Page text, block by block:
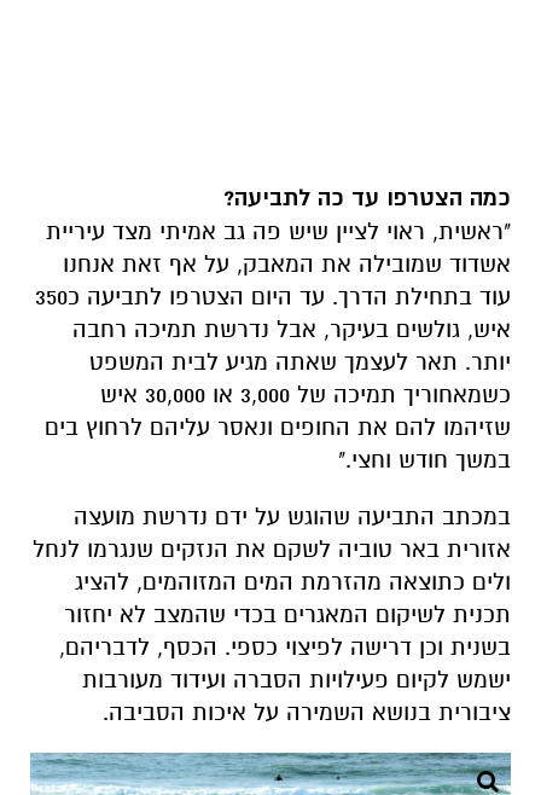
כמה הצטרפו עד כה לתביעה?
"ראשית, ראוי לציין שיש פה גב אמיתי מצד עיריית
אשדוד שמובילה את המאבק, על אף זאת אנחנו
עוד בתחילת הדרך. עד היום הצטרפו לתביעה כ350
איש, גולשים בעיקר, אבל נדרשת תמיכה רחבה
יותר. תאר לעצמך שאתה מגיע לבית המשפט
כשמאחוריך תמיכה של 3,000 או 30,000 איש
שזיהמו להם את החופים ונאסר עליהם לרחוץ בים
במשך חודש וחצי."
במכתב התביעה שהוגש על ידם נדרשת מועצה
אזורית באר טוביה לשקם את הנזקים שנגרמו לנחל
ולים כתוצאה מהזרמת המים המזוהמים, להציג
תכנית לשיקום המאגרים בכדי שהמצב לא יחזור
בשנית וכן דרישה לפיצוי כספי. הכסף, לדבריהם,
ישמש לקיום פעילויות הסברה ועידוד מעורבות
ציבורית בנושא השמירה על איכות הסביבה.